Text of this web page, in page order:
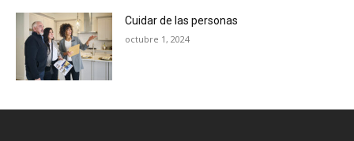
Cuidar de las personas
octubre 1, 2024